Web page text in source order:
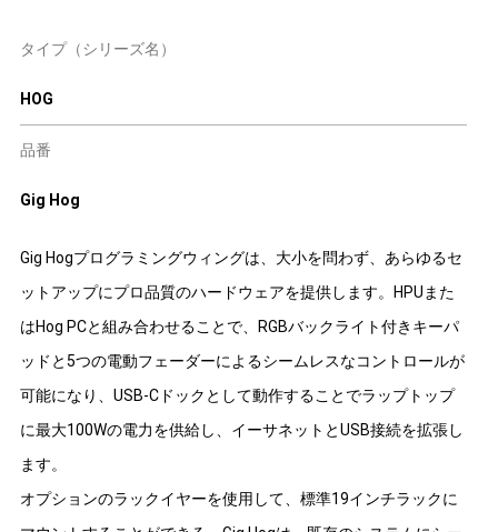
タイプ（シリーズ名）
HOG
品番
Gig Hog
Gig Hogプログラミングウィングは、大小を問わず、あらゆるセ
ットアップにプロ品質のハードウェアを提供します。HPUまた
はHog PCと組み合わせることで、RGBバックライト付きキーパ
ッドと5つの電動フェーダーによるシームレスなコントロールが
可能になり、USB-Cドックとして動作することでラップトップ
に最大100Wの電力を供給し、イーサネットとUSB接続を拡張し
ます。
オプションのラックイヤーを使用して、標準19インチラックに